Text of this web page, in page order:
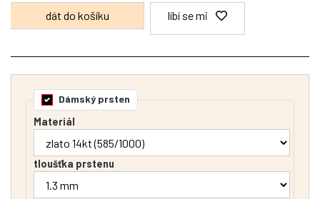
líbí se mi
Dámský prsten
Materiál
tloušťka prstenu